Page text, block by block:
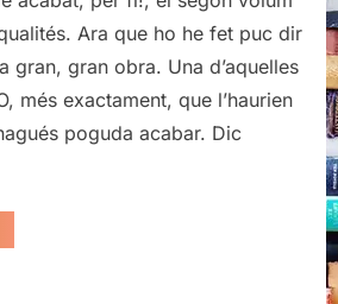
Musil
(II)
Ara que ho he fet puc dir
gran, gran obra. Una d’aquelles
més exactament, que l’haurien
poguda acabar. Dic